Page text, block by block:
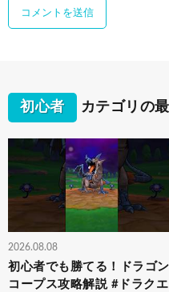
初心者 カテゴリの
2026.08.08
初心者でも勝てる！ドラゴン
コープス攻略解説 #ドラクエ